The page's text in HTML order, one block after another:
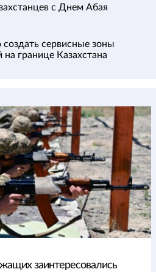
с Днем Абая
создать сервисные зоны
границе Казахстана
заинтересовались